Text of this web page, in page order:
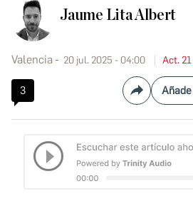
Jaume Lita Albert
Valencia 20 jul. 2025 - 04:00 Act.
3 Compartir